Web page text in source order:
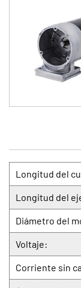
Longitud del
Longitud del
Diámetro del
Voltaje:
Corriente sin